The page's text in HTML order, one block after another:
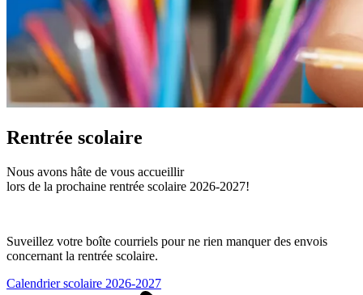
Rentrée scolaire
Nous avons hâte de vous accueillir
lors de la prochaine rentrée scolaire 2026‑2027!
Suveillez votre boîte courriels pour ne rien manquer des envois
concernant la rentrée scolaire.
Calendrier scolaire 2026-2027